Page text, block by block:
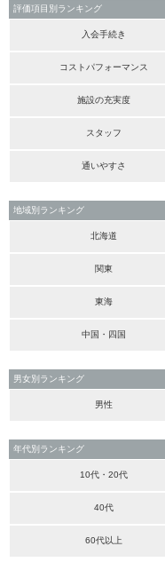
評価項目別ランキング
入会手続き
コストパフォーマンス
施設の充実度
スタッフ
通いやすさ
地域別ランキング
北海道
関東
東海
中国・四国
男女別ランキング
男性
年代別ランキング
10代・20代
40代
60代以上